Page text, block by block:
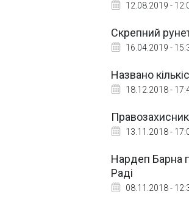
12.08.2019 -
Скрепний
16.04.2019 -
Названо
18.12.2018 -
13.11.2018 -
Нардеп Барна
Раді
08.11.2018 -